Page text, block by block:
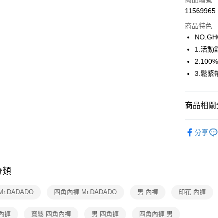
街口支付
ATM付款
運送方式
全家取貨
付款後全
7-11取貨
11569965
商品特色
1.活動
3.鬆緊
商品相關
【好評不
分享
類
四角內褲 Mr.DADADO 男 內褲 印花 內褲
褲 寬鬆 四角內褲 男 四角褲 四角內褲 男